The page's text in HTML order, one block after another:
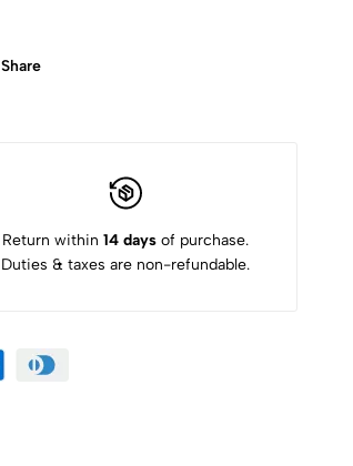
Share
Return within 14 daysof purchase.
Duties & taxes are non-refundable.